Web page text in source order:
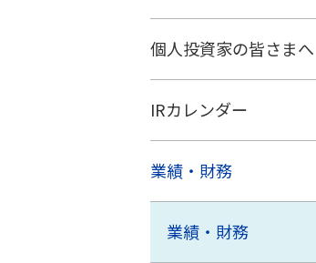
個人投資家の皆さまへ
IRカレンダー
業績・財務
業績・財務